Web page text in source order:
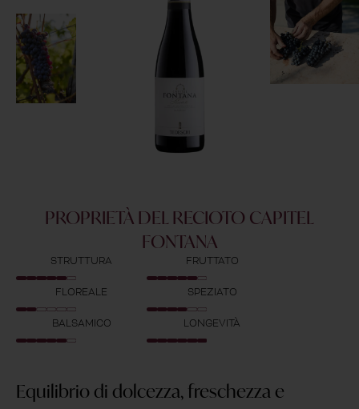
PROPRIETÀ DEL RECIOTO CAPITEL
FONTANA
STRUTTURA FRUTTATO
FLOREALE SPEZIATO
BALSAMICO LONGEVITÀ
Equilibrio di dolcezza, freschezza e